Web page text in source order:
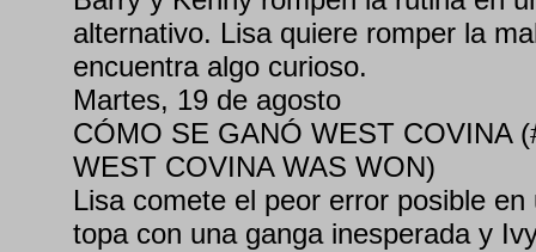
alternativo. Lisa quiere romper la
encuentra algo curioso.
Martes, 19 de agosto
CÓMO SE GANÓ WEST COVINA
WEST COVINA WAS WON)
Lisa comete el peor error posible
topa con una ganga inesperada y